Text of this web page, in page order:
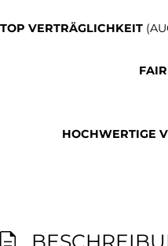
TOP VERTRÄGLICHKEIT
HOCHWERTIGE